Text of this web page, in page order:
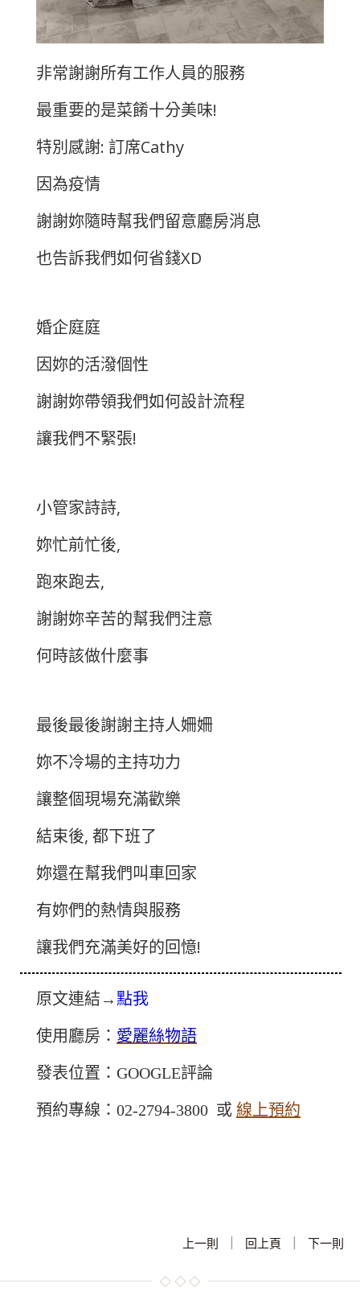
非常謝謝所有工作人員的服務
最重要的是菜餚十分美味!
特別感謝: 訂席Cathy
因為疫情
謝謝妳隨時幫我們留意廳房消息
也告訴我們如何省錢XD
婚企庭庭
因妳的活潑個性
謝謝妳帶領我們如何設計流程
讓我們不緊張!
小管家詩詩,
妳忙前忙後,
跑來跑去,
謝謝妳辛苦的幫我們注意
何時該做什麼事
最後最後謝謝主持人姍姍
妳不冷場的主持功力
讓整個現場充滿歡樂
結束後, 都下班了
妳還在幫我們叫車回家
有妳們的熱情與服務
讓我們充滿美好的回憶!
原文連結→ 點我
使用廳房： 愛麗絲物語
發表位置：GOOGLE評論
預約專線：02-2794-3800 或 線上預約
上一則 | 回上頁 | 下一則